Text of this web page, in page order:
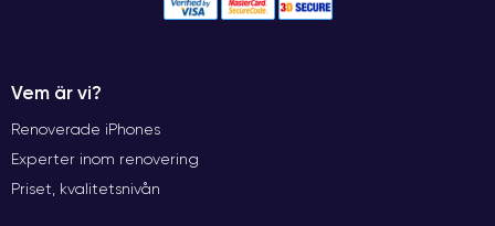
Vem är vi?
Renoverade iPhones
Experter inom renovering
Priset, kvalitetsnivån